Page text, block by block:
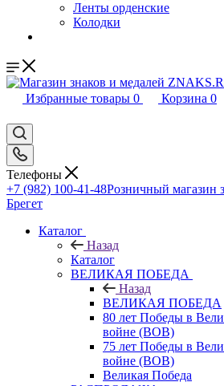
Ленты орденские
Колодки
Избранные товары 0 Корзина 0
Телефоны
+7 (982) 100-41-48Розничный магазин
Брегет
Каталог
Назад
Каталог
ВЕЛИКАЯ ПОБЕДА
Назад
ВЕЛИКАЯ ПОБЕДА
80 лет Победы в
войне (ВОВ)
75 лет Победы в
войне (ВОВ)
Великая Победа